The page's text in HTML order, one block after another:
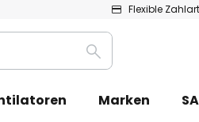
Flexible
Suche
Marken